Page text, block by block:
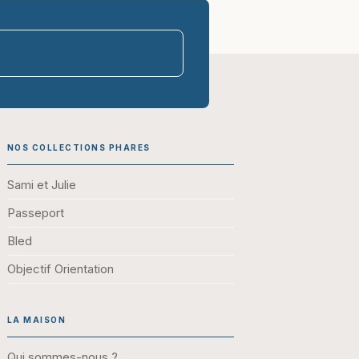
NOS COLLECTIONS PHARES
Sami et Julie
Passeport
Bled
Objectif Orientation
LA MAISON